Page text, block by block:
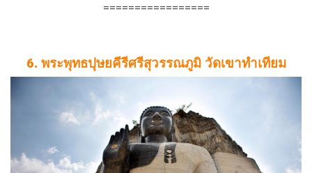
=================
6. พระพุทธปุษยคีรีศรีสุวรรณภูมิ วัดเขาทำเทียม